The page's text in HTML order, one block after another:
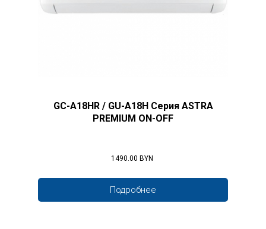
GC-A18HR / GU-A18H Серия ASTRA
PREMIUM ON-OFF
1490.00 BYN
Подробнее